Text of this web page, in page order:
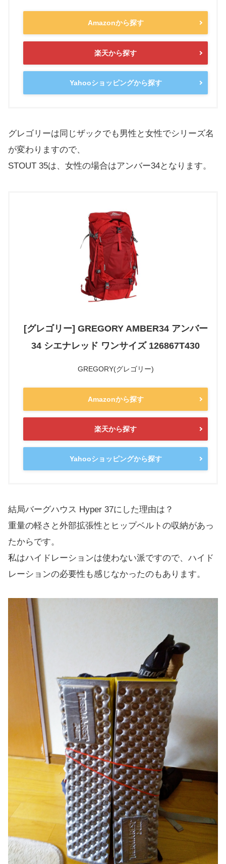
Amazonから探す
楽天から探す
Yahooショッピングから探す
グレゴリーは同じザックでも男性と女性でシリーズ名
が変わりますので、
STOUT 35は、女性の場合はアンバー34となります。
[グレゴリー] GREGORY AMBER34 アンバー
34 シエナレッド ワンサイズ 126867T430
GREGORY(グレゴリー)
Amazonから探す
楽天から探す
Yahooショッピングから探す
結局バーグハウス Hyper 37にした理由は？
重量の軽さと外部拡張性とヒップベルトの収納があっ
たからです。
私はハイドレーションは使わない派ですので、ハイド
レーションの必要性も感じなかったのもあります。